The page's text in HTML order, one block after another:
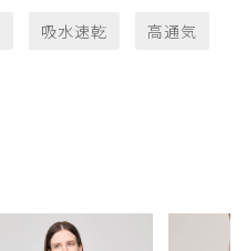
吸水速乾 高通気